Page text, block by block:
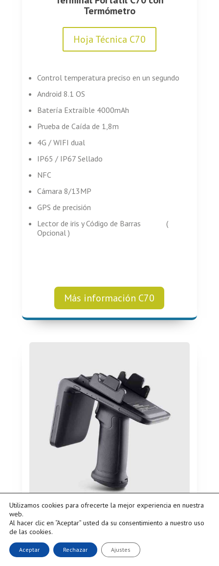
Termómetro
Hoja Técnica C70
Control temperatura preciso en un segundo
Android 8.1 OS
Batería Extraíble 4000mAh
Prueba de Caída de 1,8m
4G / WIFI dual
IP65 / IP67 Sellado
NFC
Cámara 8/13MP
GPS de precisión
Lector de iris y Código de Barras (
Opcional )
Más información C70
Soporte con Lector UHF para
Utilizamos cookies para ofrecerte la mejor experiencia en nuestra
web.
Al hacer clic en “Aceptar” usted da su consentimiento a nuestro uso
de las cookies.
Aceptar Rechazar Ajustes